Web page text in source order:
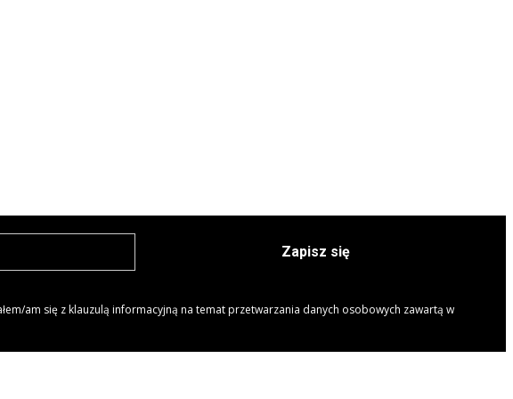
Zapisz się
am się z klauzulą informacyjną na temat przetwarzania danych osobowych zawartą w